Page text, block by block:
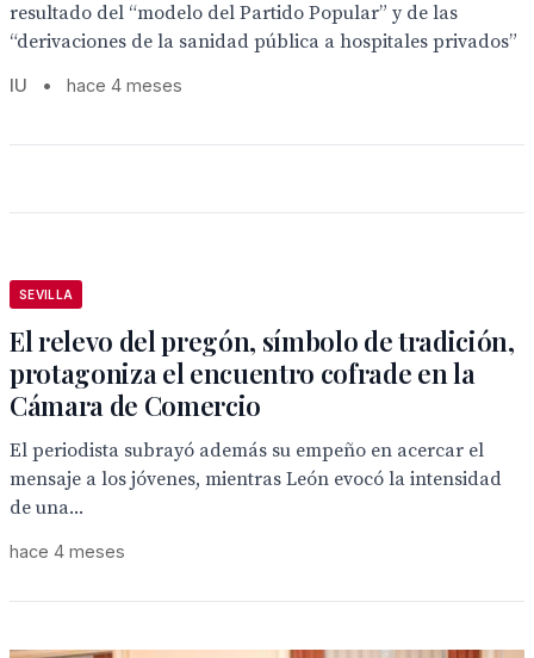
resultado del “modelo del Partido Popular” y de las
“derivaciones de la sanidad pública a hospitales privados”
IU • hace 4 meses
SEVILLA
El relevo del pregón, símbolo de tradición,
protagoniza el encuentro cofrade en la
Cámara de Comercio
El periodista subrayó además su empeño en acercar el
mensaje a los jóvenes, mientras León evocó la intensidad
de una...
hace 4 meses